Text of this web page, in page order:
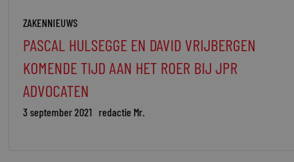
ZAKENNIEUWS
PASCAL HULSEGGE EN DAVID VRIJBERGEN
KOMENDE TIJD AAN HET ROER BIJ JPR
ADVOCATEN
3 september 2021 redactie Mr.